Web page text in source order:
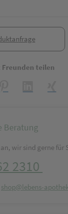
teilen
Beratung
wir sind gerne für
2310
shop@lebens-